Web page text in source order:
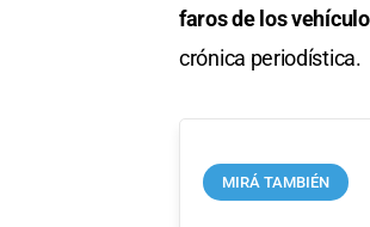
faros de los
crónica periodística.
MIRÁ TAMBIÉN